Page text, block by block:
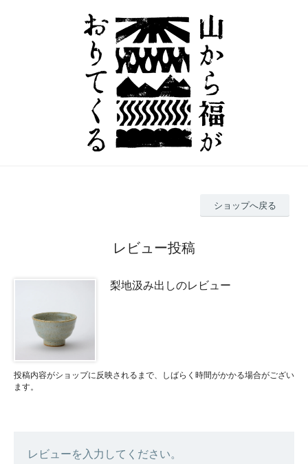
ショップへ戻る
レビュー投稿
梨地汲み出しのレビュー
投稿内容がショップに反映されるまで、しばらく時間がかかる場合がござい
ます。
レビューを入力してください。